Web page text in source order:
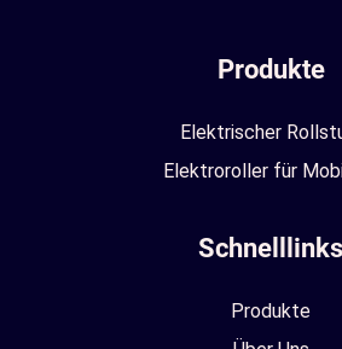
Produkte
Elektrischer
Elektroroller für
Schnelllinks
Produkte